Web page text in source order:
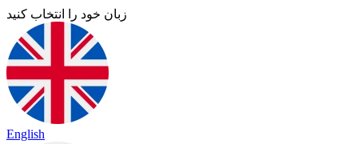
زبان خود را انتخاب کنید
English